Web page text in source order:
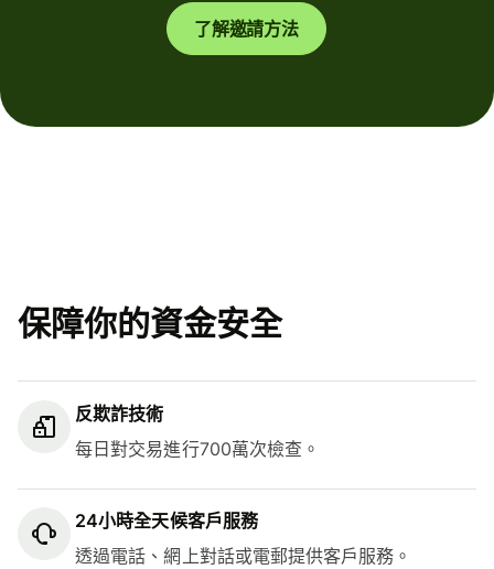
了解邀請方法
保障你的資金安全
反欺詐技術
每日對交易進行700萬次檢查。
24小時全天候客戶服務
透過電話、網上對話或電郵提供客戶服務。